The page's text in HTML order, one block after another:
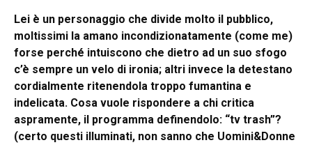
Lei è un personaggio che divide molto il pubblico,
moltissimi la amano incondizionatamente (come me)
forse perché intuiscono che dietro ad un suo sfogo
c’è sempre un velo di ironia; altri invece la detestano
cordialmente ritenendola troppo fumantina e
indelicata. Cosa vuole rispondere a chi critica
aspramente, il programma definendolo: “tv trash”?
(certo questi illuminati, non sanno che Uomini&Donne